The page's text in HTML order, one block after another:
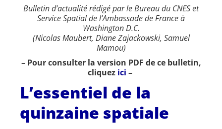
Bulletin d’actualité rédigé par le Bureau du CNES et
Service Spatial de l’Ambassade de France à
Washington D.C.
(Nicolas Maubert, Diane Zajackowski, Samuel
Mamou)
– Pour consulter la version PDF de ce bulletin,
cliquez ici –
L’essentiel de la
quinzaine spatiale